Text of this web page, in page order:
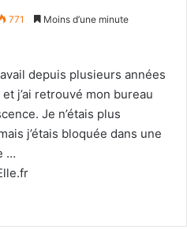
771 Moins d’une minute
depuis plusieurs années
j’ai retrouvé mon bureau
Je n’étais plus
j’étais bloquée dans une
…